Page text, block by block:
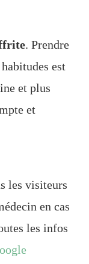
. Prendre
est
et plus
et
les visiteurs
en cas
les infos